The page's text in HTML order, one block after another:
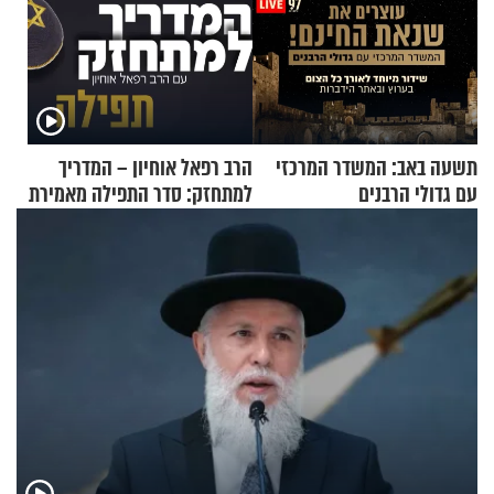
תשעה באב: המשדר המרכזי
עם גדולי הרבנים
הרב רפאל אוחיון – המדריך
למתחזק: סדר התפילה מאמירת
הקורבנות ועד קריאת שמע